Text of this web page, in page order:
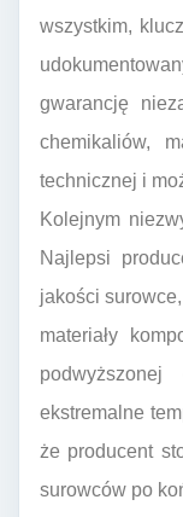
wszystkim,
gwarancję
chemikaliów,
technicznej i
Kolejnym
Najlepsi
jakości
materiały
ekstremalne
że producent
surowców po